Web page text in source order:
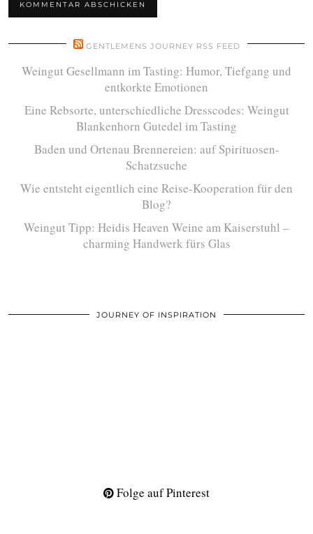
GENTLEMENS JOURNEY RSS FEED
Weingut Gesellmann im Tasting: Humor, Tiefgang und
entkorkte Emotionen
Eine Rebsorte, unterschiedliche Dresscodes: Weingut
Blankenhorn Gutedel im Tasting
Baden und Ortenau Brennereien: auf Spirituosen-
Schatzsuche
Wie entsteht eigentlich eine Reise-Kooperation für den
Blog?
Weingut Tipp: Heidis Heaven Weine am Kaiserstuhl –
charming Handwerk fürs Glas
JOURNEY OF INSPIRATION
Folge auf Pinterest